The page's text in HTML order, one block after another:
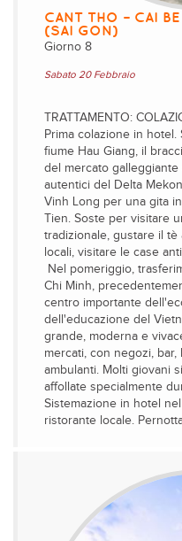
CANT THO – CAI
(SAI GON)
Giorno 8
Sabato 20 Febbraio
TRATTAMENTO:
Prima colazione in hotel.
fiume Hau Giang, il
del mercato
autentici del Delta
Vinh Long per una gita
Tien. Soste per visitare
tradizionale, gustare il
locali, visitare le case
Nel pomeriggio,
Chi Minh,
centro importante
dell'educazione del
grande, moderna e
mercati, con negozi,
ambulanti. Molti giovani
affollate specialmente
Sistemazione in hotel
ristorante locale.